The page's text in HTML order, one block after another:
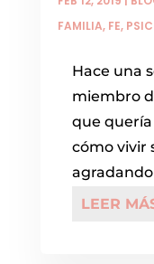
FAMILIA, FE,
Hace una
miembro
que
cómo vivir
LEER